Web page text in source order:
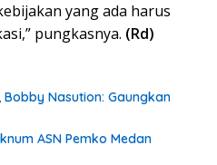
yang ada harus
pungkasnya. (Rd)
Bobby Nasution: Gaungkan
ASN Pemko Medan